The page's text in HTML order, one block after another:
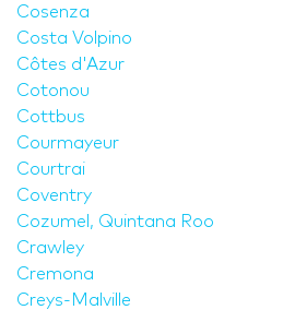
Cosenza
Costa Volpino
Côtes d'Azur
Cotonou
Cottbus
Courmayeur
Courtrai
Coventry
Cozumel, Quintana Roo
Crawley
Cremona
Creys-Malville